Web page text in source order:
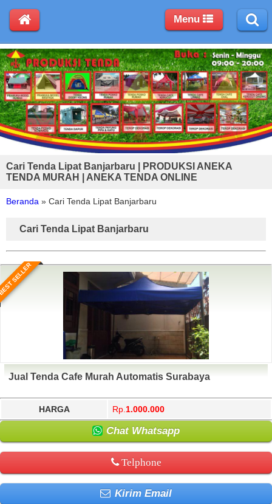
Cari Tenda Lipat Banjarbaru | PRODUKSI ANEKA
TENDA MURAH | ANEKA TENDA ONLINE
Beranda » Cari Tenda Lipat Banjarbaru
Cari Tenda Lipat Banjarbaru
SELLER
Jual Tenda Cafe Murah Automatis Surabaya
HARGA Rp. 1.000.000
Chat Whatsapp
Telphone
Kirim Email
Menu